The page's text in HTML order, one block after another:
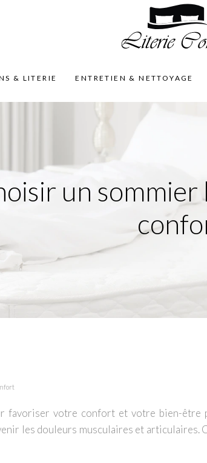
& LITERIE ENTRETIEN & NETTOYAGE
un
favoriser votre confort et votre bien-
les douleurs musculaires et